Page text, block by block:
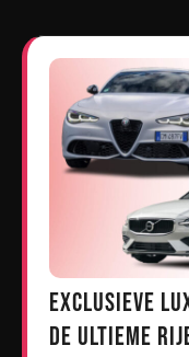
Exclusieve
de Ultieme